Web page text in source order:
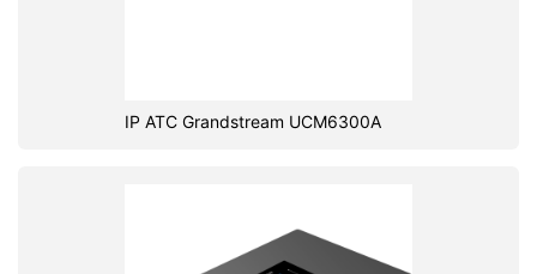
IP ATC Grandstream UCM6300A